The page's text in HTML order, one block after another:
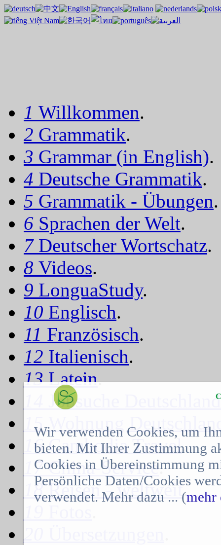
1 Willkommen.
2 Grammatik.
3 Grammar (in English).
4 Deutsche Grammatik.
5 Grammatik - Übungen.
6 Sprachen der Welt.
7 Deutscher Wortschatz.
8 Videos.
9 LonguaStudy.
10 Englisch.
11 Französisch.
12 Italienisch.
13Latein.
Jobsuche Deutschland
15Wohnung
16Cambodia Travel.
17China-Service.
18Reisen - weltweit.
20
Wir verwenden Cookies, um
bieten. Mit Ihrer Zustimmung
Cookies in Übereinstimmung
Persönliche Daten/Cookies
verwendet. Mehr dazu ... (mehr